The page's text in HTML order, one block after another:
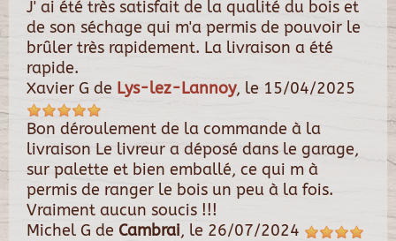
J' ai été très satisfait de la qualité du bois et
de son séchage qui m'a permis de pouvoir le
brûler très rapidement. La livraison a été
rapide.
Xavier G de Lys-lez-Lannoy, le 15/04/2025
Bon déroulement de la commande à la
livraison Le livreur a déposé dans le garage,
sur palette et bien emballé, ce qui m à
permis de ranger le bois un peu à la fois.
Vraiment aucun soucis !!!
Michel G de Cambrai, le 26/07/2024